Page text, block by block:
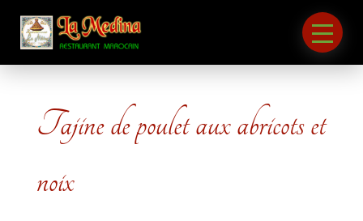
Tajine de poulet aux abricots et
noix